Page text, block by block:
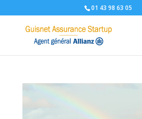
01 43 98 63 05